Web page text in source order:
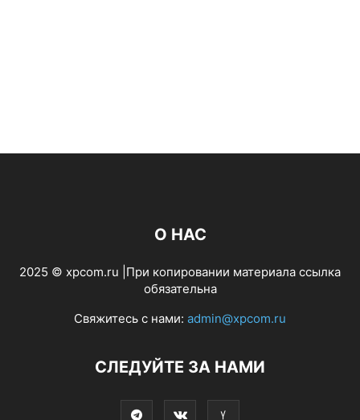
О НАС
2025 © xpcom.ru |При копировании материала ссылка
обязательна
Свяжитесь с нами: admin@xpcom.ru
СЛЕДУЙТЕ ЗА НАМИ